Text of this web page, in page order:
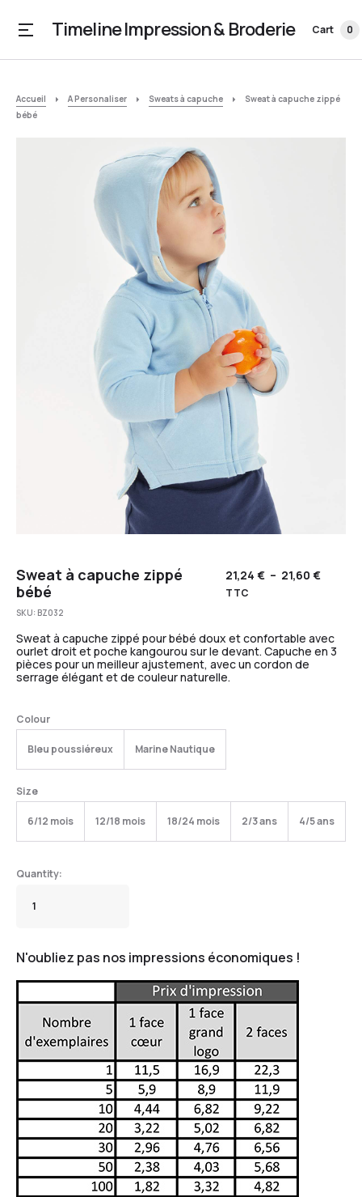
Timeline Impression & Broderie Cart 0
Accueil A Personaliser Sweats à capuche
Sweat à capuche zippé
bébé
Sweat à capuche zippé
bébé
21,24€ – 21,60€
TTC
SKU: BZ032
Sweat à capuche zippé pour bébé doux et confortable avec
ourlet droit et poche kangourou sur le devant. Capuche en 3
pièces pour un meilleur ajustement, avec un cordon de
serrage élégant et de couleur naturelle.
Colour
Bleu poussiéreux Marine Nautique
Size
6/12 mois 12/18 mois 18/24 mois 2/3 ans 4/5 ans
N'oubliez pas nos impressions économiques !